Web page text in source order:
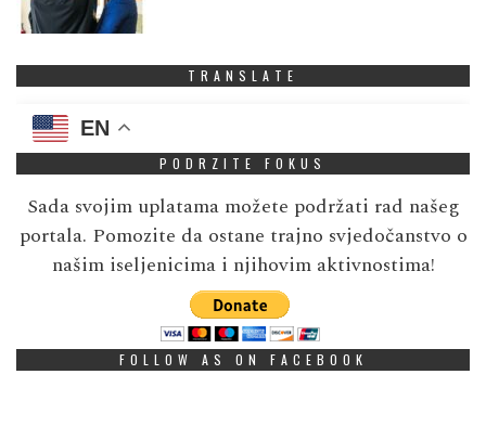
TRANSLATE
EN
PODRZITE FOKUS
Sada svojim uplatama možete podržati rad našeg
portala. Pomozite da ostane trajno svjedočanstvo o
našim iseljenicima i njihovim aktivnostima!
FOLLOW AS ON FACEBOOK